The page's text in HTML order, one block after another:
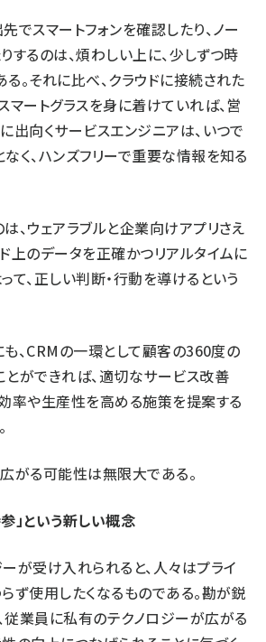
でスマートフォンを確認したり、ノー
するのは、煩わしい上に、少しずつ時
。それに比べ、クラウドに接続された
マートグラスを身に着けていれば、営
出向くサービスエンジニアは、いつで
く、ハンズフリーで重要な情報を知る
、ウェアラブルと企業向けアプリさえ
上のデータを正確かつリアルタイムに
て、正しい判断・行動を導けるという
、CRMの一環として顧客の360度の
ができれば、適切なサービス改善
率や生産性を高める施策を提案する
がる可能性は無限大である。
」という新しい概念
が受け入れられると、人々はプライ
ず使用したくなるものである。勘が鋭
従業員に私有のテクノロジーが広がる